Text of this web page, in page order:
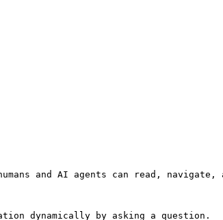
and AI agents can read, navigate,
dynamically by asking a question.